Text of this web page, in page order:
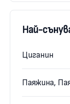
Най-
Циганин
Паяжина,